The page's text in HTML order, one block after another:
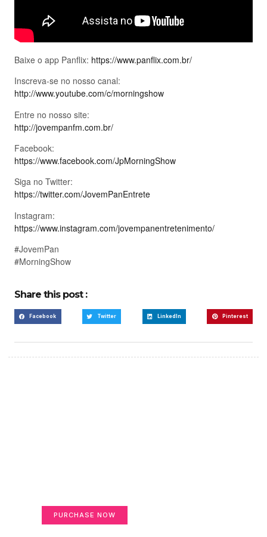
Baixe o app Panflix: https://www.panflix.com.br/
Inscreva-se no nosso canal:
http://www.youtube.com/c/morningshow
Entre no nosso site:
http://jovempanfm.com.br/
Facebook:
https://www.facebook.com/JpMorningShow
Siga no Twitter:
https://twitter.com/JovemPanEntrete
Instagram:
https://www.instagram.com/jovempanentretenimento/
#JovemPan
#MorningShow
Share this post :
Facebook Twitter LinkedIn Pinterest
PURCHASE NOW